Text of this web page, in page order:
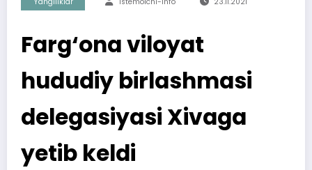
Farg‘ona viloyat
hududiy birlashmasi
delegasiyasi Xivaga
yetib keldi